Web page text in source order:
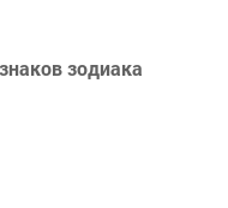
зодиака